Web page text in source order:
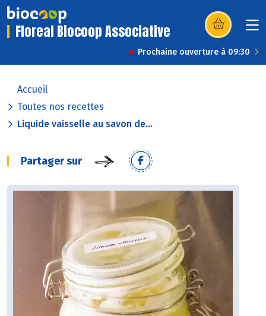
Floreal Biocoop Associative (s’ouvre dans
Prochaine ouverture à 09:30
Accueil
Toutes nos recettes
Liquide vaisselle au savon de...
Partager sur